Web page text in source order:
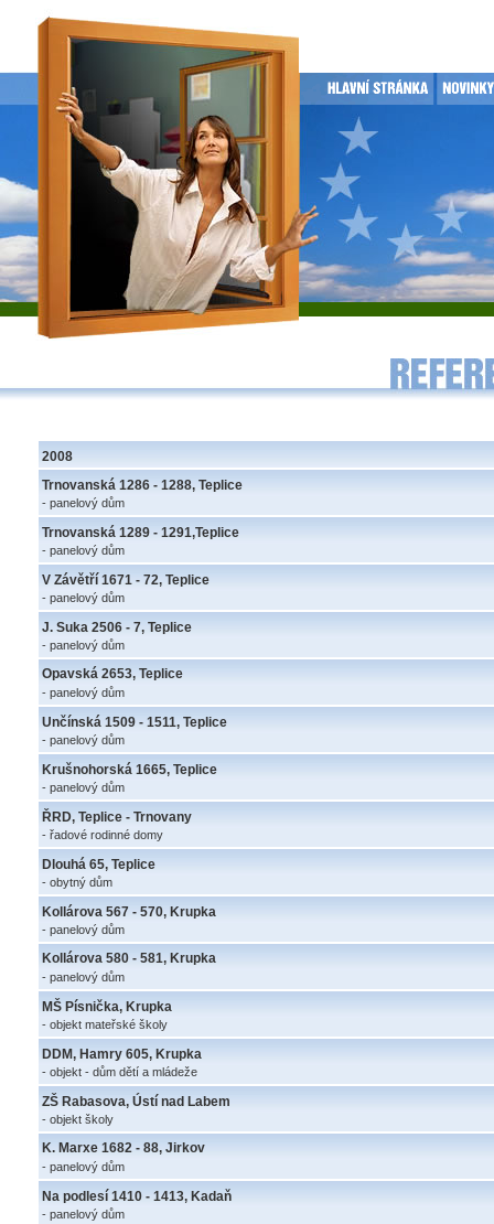
2008
Trnovanská 1286 - 1288, Teplice
- panelový dům
Trnovanská 1289 - 1291,Teplice
- panelový dům
V Závětří 1671 - 72, Teplice
- panelový dům
J. Suka 2506 - 7, Teplice
- panelový dům
Opavská 2653, Teplice
- panelový dům
Unčínská 1509 - 1511, Teplice
- panelový dům
Krušnohorská 1665, Teplice
- panelový dům
ŘRD, Teplice - Trnovany
- řadové rodinné domy
Dlouhá 65, Teplice
- obytný dům
Kollárova 567 - 570, Krupka
- panelový dům
Kollárova 580 - 581, Krupka
- panelový dům
MŠ Písnička, Krupka
- objekt mateřské školy
DDM, Hamry 605, Krupka
- objekt - dům dětí a mládeže
ZŠ Rabasova, Ústí nad Labem
- objekt školy
K. Marxe 1682 - 88, Jirkov
- panelový dům
Na podlesí 1410 - 1413, Kadaň
- panelový dům